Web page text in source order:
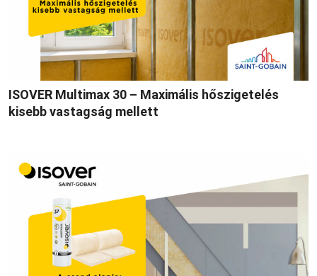
ISOVER Multimax 30 – Maximális hőszigetelés
kisebb vastagság mellett